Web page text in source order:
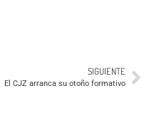
SIGUIENTE
El CJZ arranca su otoño formativo